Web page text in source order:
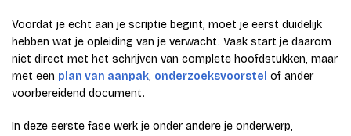
Voordat je echt aan je scriptie begint, moet je eerst duidelijk
hebben wat je opleiding van je verwacht. Vaak start je daarom
niet direct met het schrijven van complete hoofdstukken, maar
met een plan van aanpak, onderzoeksvoorstel of ander
voorbereidend document.
In deze eerste fase werk je onder andere je onderwerp,